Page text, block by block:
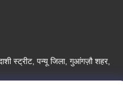
स्ट्रीट, पन्यू जिला, गुआंगज़ौ शहर,